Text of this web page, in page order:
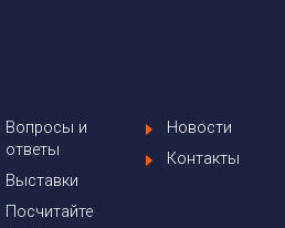
Вопросы и
ответы
Выставки
Посчитайте
Новости
Контакты